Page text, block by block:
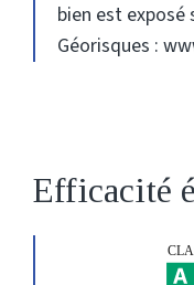
bien est
Géorisques :
Efficacité